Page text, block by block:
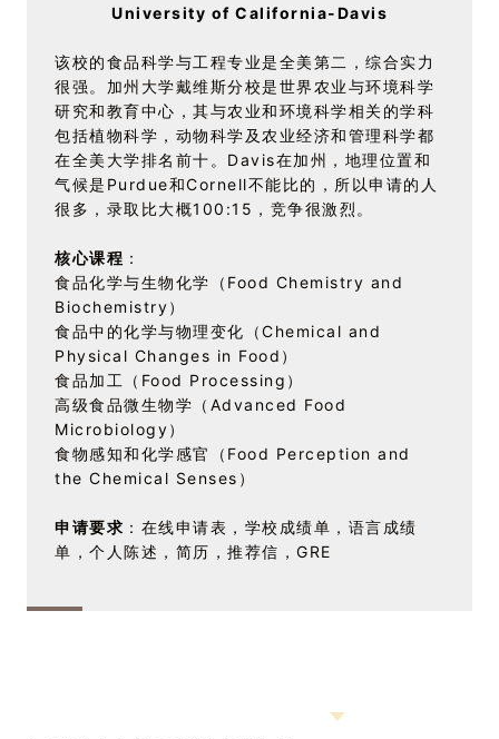
University of California-Davis
该校的食品科学与工程专业是全美第二，综合实力
很强。加州大学戴维斯分校是世界农业与环境科学
研究和教育中心，其与农业和环境科学相关的学科
包括植物科学，动物科学及农业经济和管理科学都
在全美大学排名前十。Davis在加州，地理位置和
气候是Purdue和Cornell不能比的，所以申请的人
很多，录取比大概100:15，竞争很激烈。
核心课程 ：
食品化学与生物化学（Food Chemistry and
Biochemistry）
食品中的化学与物理变化（Chemical and
Physical Changes in Food）
食品加工（Food Processing）
高级食品微生物学（Advanced Food
Microbiology）
食物感知和化学感官（Food Perception and
the Chemical Senses）
申请要求 ：在线申请表，学校成绩单，语言成绩
单，个人陈述，简历，推荐信，GRE